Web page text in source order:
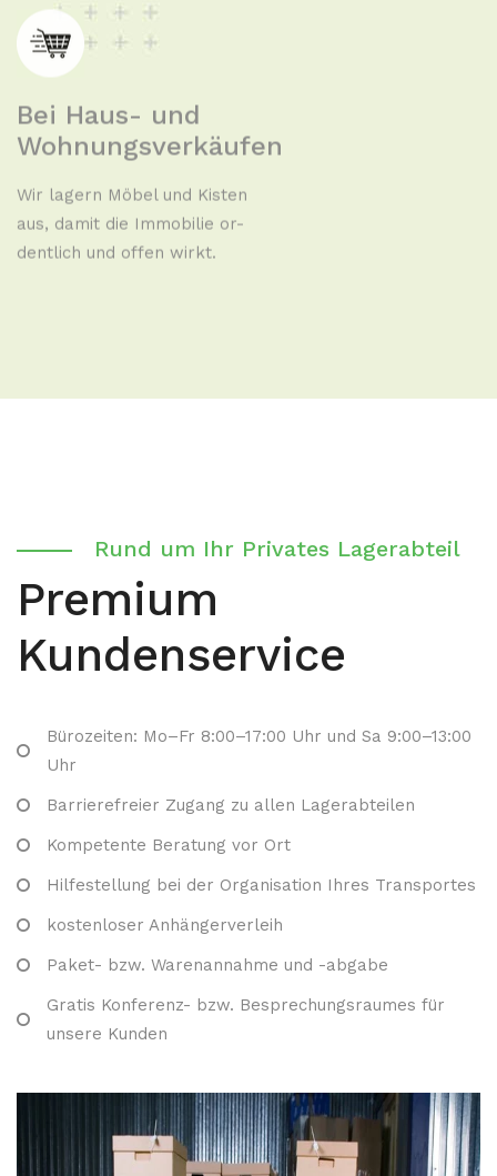
Bei Haus- und
Wohnungsverkäufen
Wir lagern Möbel und Kisten
aus, damit die Immobilie or-
dentlich und offen wirkt.
Rund um Ihr Privates Lagerabteil
Premium
Kundenservice
Bürozeiten: Mo–Fr 8:00–17:00 Uhr und Sa 9:00–13:00
Uhr
Barrierefreier Zugang zu allen Lagerabteilen
Kompetente Beratung vor Ort
Hilfestellung bei der Organisation Ihres Transportes
kostenloser Anhängerverleih
Paket- bzw. Warenannahme und -abgabe
Gratis Konferenz- bzw. Besprechungsraumes für
unsere Kunden